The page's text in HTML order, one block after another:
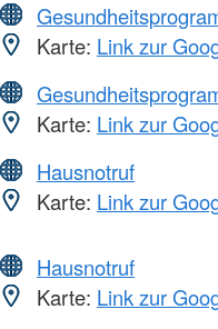
Karte: Link zur
Karte: Link zur
Hausnotruf
Karte: Link zur
Hausnotruf
Karte: Link zur